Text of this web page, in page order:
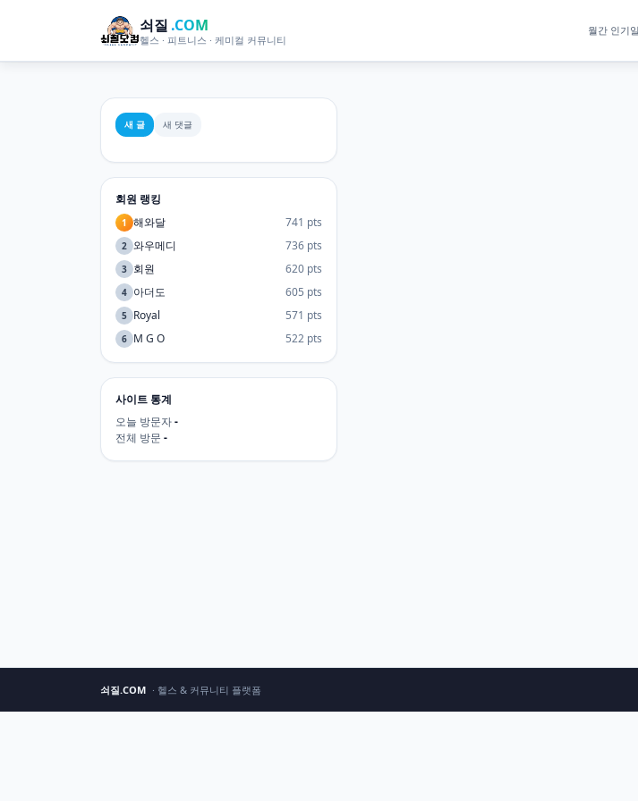
쇠질 .COM
헬스 · 피트니스 · 케미컬 커뮤니티
월간 인기
새 글 새 댓글
회원 랭킹
1 해와달 741 pts
2 와우메디 736 pts
3 회원 620 pts
4 아더도 605 pts
5 Royal 571 pts
6 M G O 522 pts
사이트 통계
오늘 방문자-
전체 방문 -
쇠질.COM · 헬스 & 커뮤니티 플랫폼